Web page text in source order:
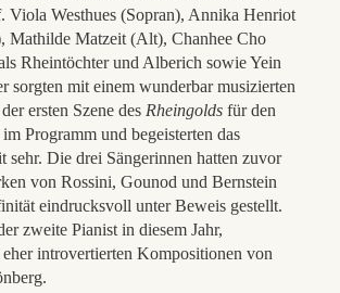
Viola Westhues (Sopran), Annika Henriot
Mathilde Matzeit (Alt), Chanhee Cho
Rheintöchter und Alberich sowie Yein
sorgten mit einem wunderbar musizierten
ersten Szene des Rheingolds für den
Programm und begeisterten das
sehr. Die drei Sängerinnen hatten zuvor
von Rossini, Gounod und Bernstein
eindrucksvoll unter Beweis gestellt.
zweite Pianist in diesem Jahr,
introvertierten Kompositionen von